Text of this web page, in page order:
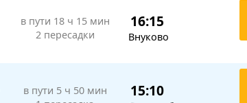
в пути 18 ч 15 мин
2 пересадки
16:15
Внуково
в пути 5 ч 50 мин
15:10